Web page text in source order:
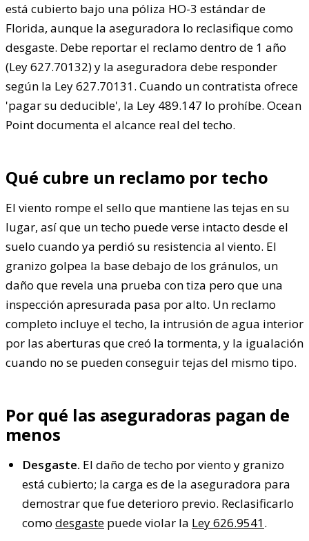
está cubierto bajo una póliza HO-3 estándar de
Florida, aunque la aseguradora lo reclasifique como
desgaste. Debe reportar el reclamo dentro de 1 año
(Ley 627.70132) y la aseguradora debe responder
según la Ley 627.70131. Cuando un contratista ofrece
'pagar su deducible', la Ley 489.147 lo prohíbe. Ocean
Point documenta el alcance real del techo.
Qué cubre un reclamo por techo
El viento rompe el sello que mantiene las tejas en su
lugar, así que un techo puede verse intacto desde el
suelo cuando ya perdió su resistencia al viento. El
granizo golpea la base debajo de los gránulos, un
daño que revela una prueba con tiza pero que una
inspección apresurada pasa por alto. Un reclamo
completo incluye el techo, la intrusión de agua interior
por las aberturas que creó la tormenta, y la igualación
cuando no se pueden conseguir tejas del mismo tipo.
Por qué las aseguradoras pagan de
menos
Desgaste. El daño de techo por viento y granizo
está cubierto; la carga es de la aseguradora para
demostrar que fue deterioro previo. Reclasificarlo
como desgaste puede violar la Ley 626.9541.